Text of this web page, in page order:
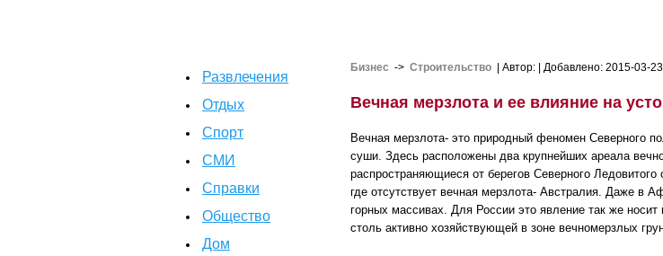
Развлечения
Отдых
Спорт
СМИ
Справки
Общество
Дом
Бизнес -> Строительство | Автор: | Добавлено: 2015-03-23
Вечная мерзлота и ее влияние на
Вечная мерзлота- это природный феномен Северного
суши. Здесь расположены два крупнейших ареала
распространяющиеся от берегов Северного
где отсутствует вечная мерзлота- Австралия. Даже в
горных массивах. Для России это явление так же
столь активно хозяйствующей в зоне вечномерзлых